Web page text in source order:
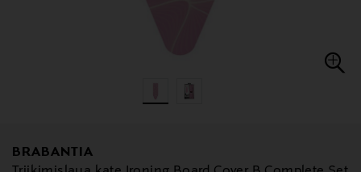
BRABANTIA